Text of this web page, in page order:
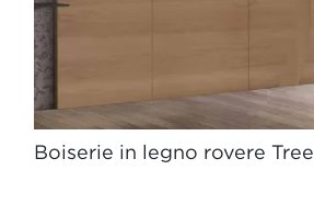
Boiserie in legno rovere Tree